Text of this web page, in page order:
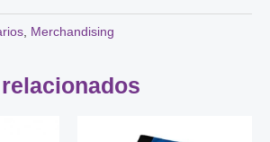
, Merchandising